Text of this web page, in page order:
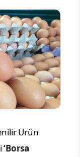
Ürün
‘Borsa